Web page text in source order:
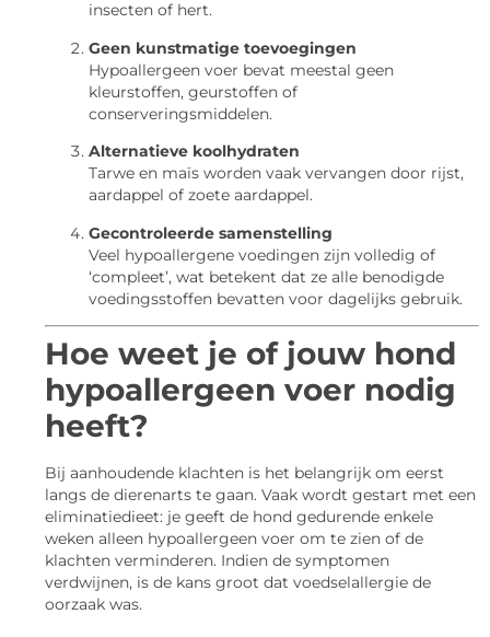
insecten of hert.
Geen kunstmatige toevoegingen
Hypoallergeen voer bevat meestal geen
kleurstoffen, geurstoffen of
conserveringsmiddelen.
Alternatieve koolhydraten
Tarwe en maïs worden vaak vervangen door rijst,
aardappel of zoete aardappel.
Gecontroleerde samenstelling
Veel hypoallergene voedingen zijn volledig of
‘compleet’, wat betekent dat ze alle benodigde
voedingsstoffen bevatten voor dagelijks gebruik.
Hoe weet je of jouw hond
hypoallergeen voer nodig
heeft?
Bij aanhoudende klachten is het belangrijk om eerst
langs de dierenarts te gaan. Vaak wordt gestart met een
eliminatiedieet: je geeft de hond gedurende enkele
weken alleen hypoallergeen voer om te zien of de
klachten verminderen. Indien de symptomen
verdwijnen, is de kans groot dat voedselallergie de
oorzaak was.